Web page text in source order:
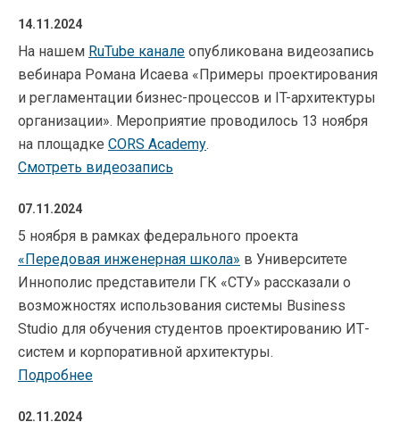
14.11.2024
На нашем RuTube канале опубликована видеозапись
вебинара Романа Исаева «Примеры проектирования
и регламентации бизнес-процессов и IT-архитектуры
организации». Мероприятие проводилось 13 ноября
на площадке CORS Academy.
Смотреть видеозапись
07.11.2024
5 ноября в рамках федерального проекта
«Передовая инженерная школа» в Университете
Иннополис представители ГК «СТУ» рассказали о
возможностях использования системы Business
Studio для обучения студентов проектированию ИТ-
систем и корпоративной архитектуры.
Подробнее
02.11.2024